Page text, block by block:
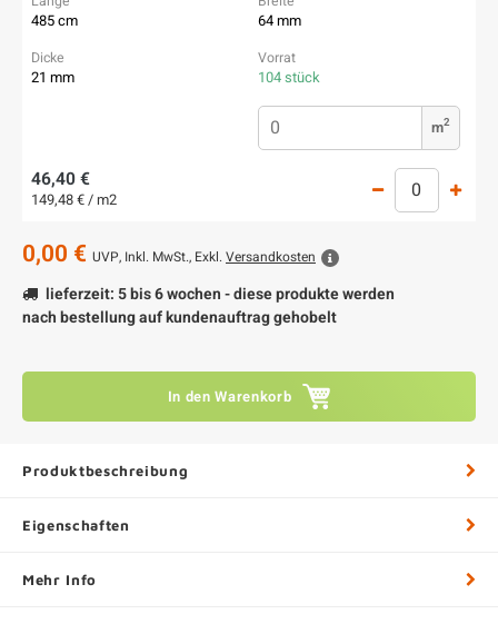
485 cm 64 mm
21 mm 104 stück
m2
46,40 €
149,48 € / m2
0,00 € UVP, Inkl. MwSt., Exkl. Versandkosten
lieferzeit: 5 bis 6 wochen - diese produkte werden
nach bestellung auf kundenauftrag gehobelt
In den Warenkorb
Produktbeschreibung
Eigenschaften
Mehr Info